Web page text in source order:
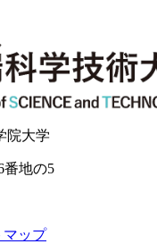
院大学
番地の5
マップ